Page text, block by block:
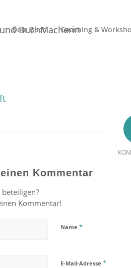
Dein Buch Coaching &
Kommentar
Kommentar!
Name *
E-Mail-Adresse *